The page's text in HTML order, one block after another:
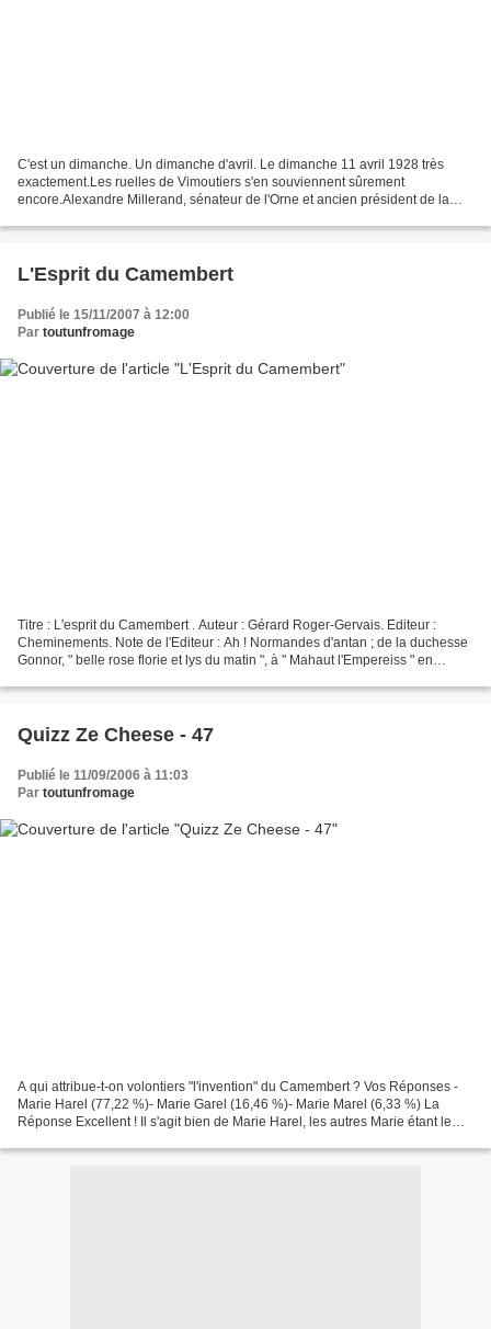
C'est un dimanche. Un dimanche d'avril. Le dimanche 11 avril 1928 très
exactement.Les ruelles de Vimoutiers s'en souviennent sûrement
encore.Alexandre Millerand, sénateur de l'Orne et ancien président de la
L'Esprit du Camembert
Publié le 15/11/2007 à 12:00
Par toutunfromage
Titre : L'esprit du Camembert . Auteur : Gérard Roger-Gervais. Editeur :
Cheminements. Note de l'Editeur : Ah ! Normandes d'antan ; de la duchesse
Gonnor, " belle rose florie et lys du matin ", à " Mahaut l'Empereiss " en
Quizz Ze Cheese - 47
Publié le 11/09/2006 à 11:03
Par toutunfromage
A qui attribue-t-on volontiers "l'invention" du Camembert ? Vos Réponses -
Marie Harel (77,22 %)- Marie Garel (16,46 %)- Marie Marel (6,33 %) La
Réponse Excellent ! Il s'agit bien de Marie Harel, les autres Marie étant le